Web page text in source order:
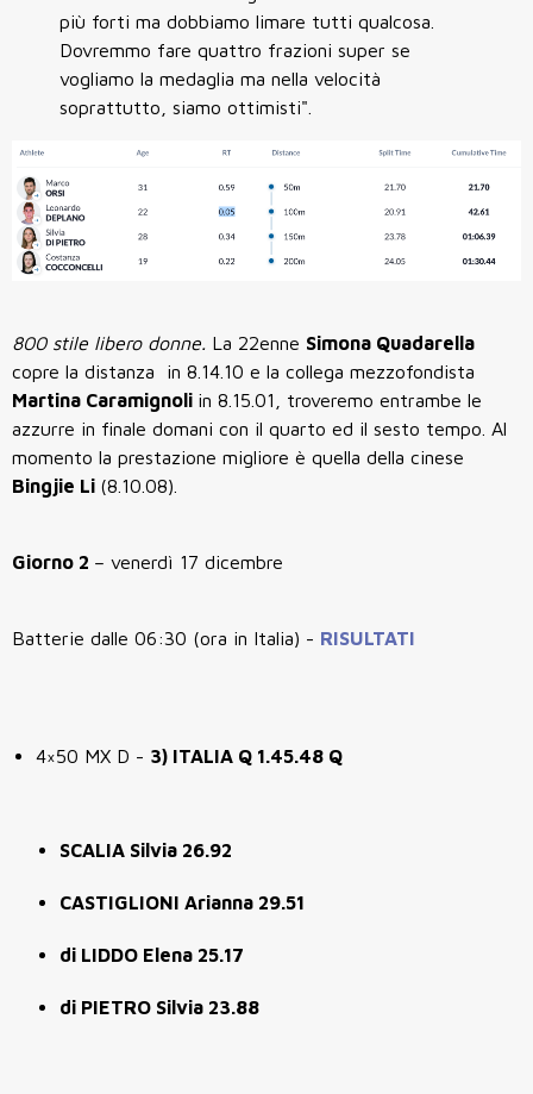
più forti ma dobbiamo limare tutti qualcosa.
Dovremmo fare quattro frazioni super se
vogliamo la medaglia ma nella velocità
soprattutto, siamo ottimisti".
800 stile libero donne. La 22enne Simona Quadarella
copre la distanza in 8.14.10 e la collega mezzofondista
Martina Caramignoli in 8.15.01, troveremo entrambe le
azzurre in finale domani con il quarto ed il sesto tempo. Al
momento la prestazione migliore è quella della cinese
Bingjie Li (8.10.08).
Giorno 2 – venerdì 17 dicembre
Batterie dalle 06:30 (ora in Italia) - RISULTATI
4×50 MX D - 3) ITALIA Q 1.45.48 Q
SCALIA Silvia 26.92
CASTIGLIONI Arianna 29.51
di LIDDO Elena 25.17
di PIETRO Silvia 23.88